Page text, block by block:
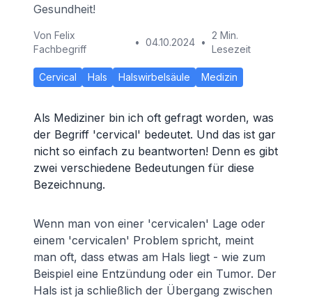
Gesundheit!
Von Felix
Fachbegriff
• 04.10.2024 •
2 Min.
Lesezeit
Cervical Hals Halswirbelsäule Medizin
Als Mediziner bin ich oft gefragt worden, was
der Begriff 'cervical' bedeutet. Und das ist gar
nicht so einfach zu beantworten! Denn es gibt
zwei verschiedene Bedeutungen für diese
Bezeichnung.
Wenn man von einer 'cervicalen' Lage oder
einem 'cervicalen' Problem spricht, meint
man oft, dass etwas am Hals liegt - wie zum
Beispiel eine Entzündung oder ein Tumor. Der
Hals ist ja schließlich der Übergang zwischen